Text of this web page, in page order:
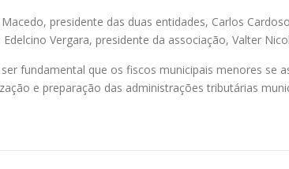
presidente das duas entidades, Carlos
Vergara, presidente da associação, Valter
fundamental que os fiscos municipais menores
e preparação das administrações tributárias